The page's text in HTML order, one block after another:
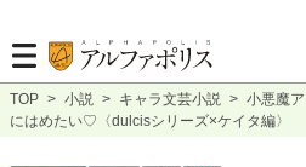
TOP > 小説 > キャラ文芸小説 > 小悪魔
にはめたい♡〈dulcisシリーズ×ケイタ編〉